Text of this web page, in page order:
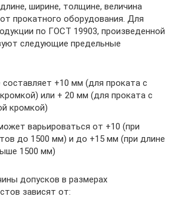
ширине, толщине, величина
прокатного оборудования. Для
по ГОСТ 19903, произведенной
следующие предельные
составляет +10 мм (для проката с
или + 20 мм (для проката с
кромкой)
варьироваться от +10 (при
до 1500 мм) и до +15 мм (при длине
1500 мм)
допусков в размерах
зависят от: